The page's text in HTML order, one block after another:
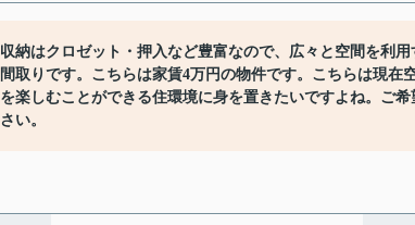
収納はクロゼット・押入など豊富なので、広々と空間を利
間取りです。こちらは家賃4万円の物件です。こちらは現
を楽しむことができる住環境に身を置きたいですよね。ご
さい。